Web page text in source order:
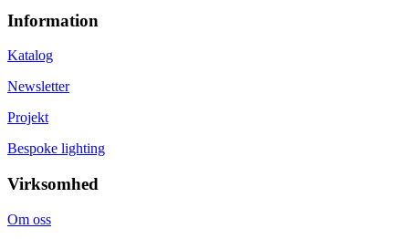
Information
Katalog
Newsletter
Projekt
Bespoke lighting
Virksomhed
Om oss